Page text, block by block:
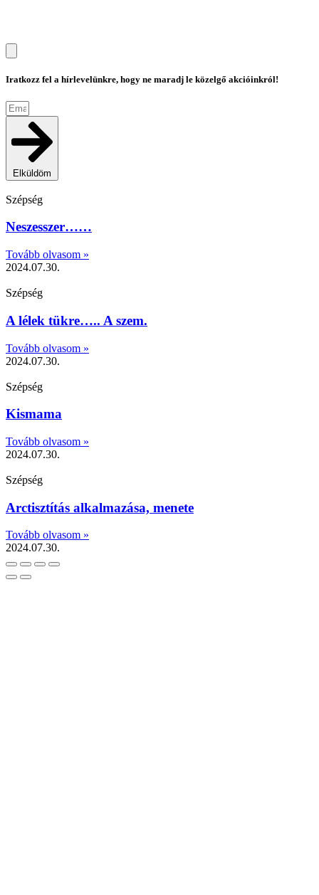
Iratkozz fel a hírlevelünkre, hogy ne maradj le közelgő akcióinkról!
Elküldöm
Szépség
Neszesszer……
Tovább olvasom »
2024.07.30.
Szépség
A lélek tükre….. A szem.
Tovább olvasom »
2024.07.30.
Szépség
Kismama
Tovább olvasom »
2024.07.30.
Szépség
Arctisztítás alkalmazása, menete
Tovább olvasom »
2024.07.30.